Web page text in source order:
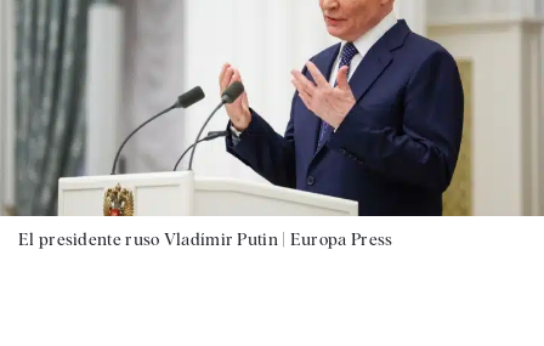
El presidente ruso Vladímir Putin | Europa Press